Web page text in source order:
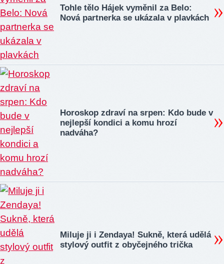
Tohle tělo Hájek vyměnil za Belo:
Nová partnerka se ukázala v plavkách
Horoskop zdraví na srpen: Kdo bude v
nejlepší kondici a komu hrozí
nadváha?
Miluje ji i Zendaya! Sukně, která udělá
stylový outfit z obyčejného trička